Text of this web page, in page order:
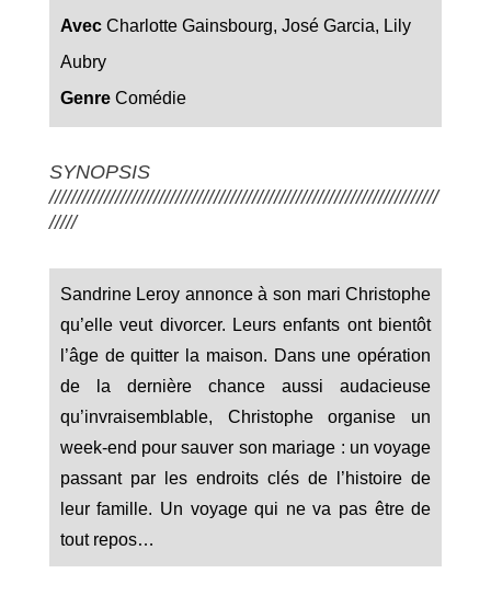
AvecCharlotte Gainsbourg, José Garcia, Lily
Aubry
GenreComédie
SYNOPSIS
///////////////////////////////////////////////////////////////////////
/////
Sandrine Leroy annonce à son mari Christophe
qu’elle veut divorcer. Leurs enfants ont bientôt
l’âge de quitter la maison. Dans une opération
de la dernière chance aussi audacieuse
qu’invraisemblable, Christophe organise un
week-end pour sauver son mariage : un voyage
passant par les endroits clés de l’histoire de
leur famille. Un voyage qui ne va pas être de
tout repos…